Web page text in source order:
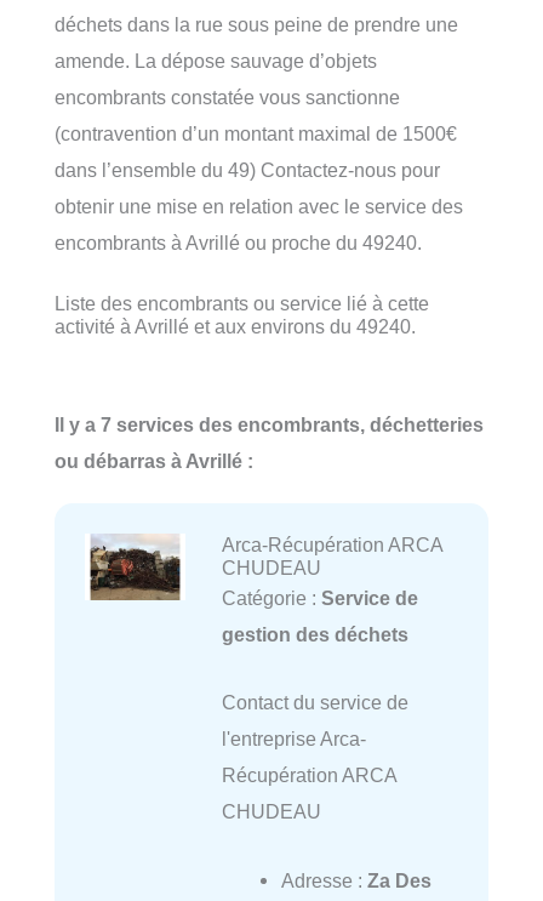
déchets dans la rue sous peine de prendre une
amende. La dépose sauvage d’objets
encombrants constatée vous sanctionne
(contravention d’un montant maximal de 1500€
dans l’ensemble du 49) Contactez-nous pour
obtenir une mise en relation avec le service des
encombrants à Avrillé ou proche du 49240.
Liste des encombrants ou service lié à cette
activité à Avrillé et aux environs du 49240.
Il y a 7 services des encombrants, déchetteries
ou débarras à Avrillé :
Arca-Récupération ARCA
CHUDEAU
Catégorie : Service de
gestion des déchets
Contact du service de
l'entreprise Arca-
Récupération ARCA
CHUDEAU
Adresse : Za Des